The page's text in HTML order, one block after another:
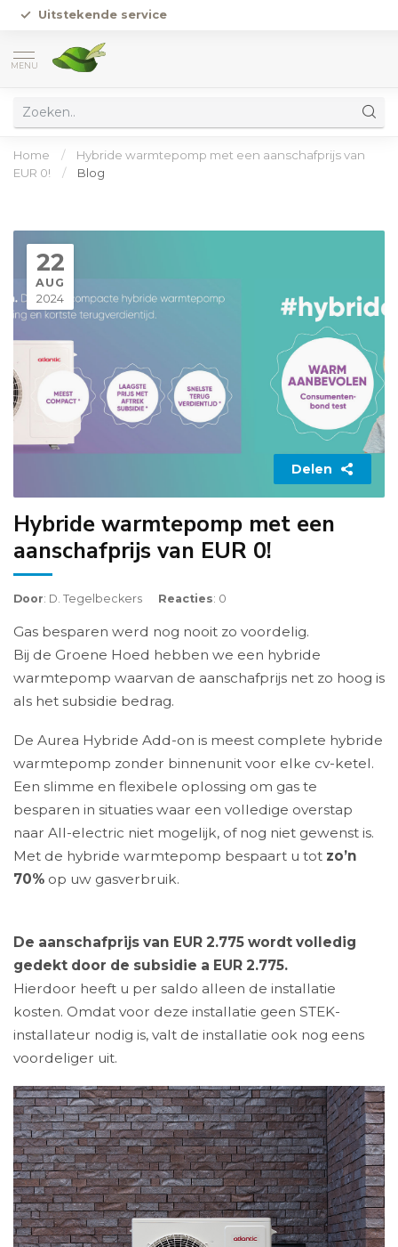
Uitstekende service
MENU
Home /
Hybride warmtepomp met een aanschafprijs van
EUR 0!
/ Blog
22
AUG
2024
Delen
Hybride warmtepomp met een
aanschafprijs van EUR 0!
Door: D. Tegelbeckers Reacties: 0
Gas besparen werd nog nooit zo voordelig.
Bij de Groene Hoed hebben we een hybride
warmtepomp waarvan de aanschafprijs net zo hoog is
als het subsidie bedrag.
De Aurea Hybride Add-on is meest complete hybride
warmtepomp zonder binnenunit voor elke cv-ketel.
Een slimme en flexibele oplossing om gas te
besparen in situaties waar een volledige overstap
naar All-electric niet mogelijk, of nog niet gewenst is.
Met de hybride warmtepomp bespaart u tot zo’n
70% op uw gasverbruik.
De aanschafprijs van EUR 2.775 wordt volledig
gedekt door de subsidie a EUR 2.775.
Hierdoor heeft u per saldo alleen de installatie
kosten. Omdat voor deze installatie geen STEK-
installateur nodig is, valt de installatie ook nog eens
voordeliger uit.